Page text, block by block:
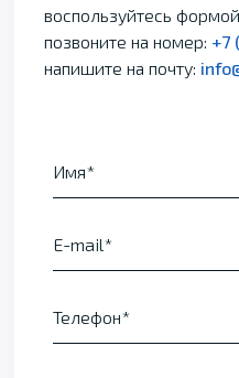
воспользуйтесь
позвоните на номер: +7
напишите на почту:
Имя
E-mail
Телефон